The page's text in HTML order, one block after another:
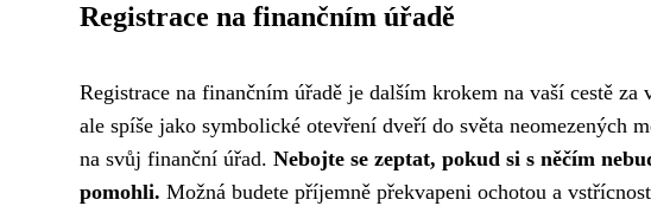
Registrace na finančním úřadě
Registrace na finančním úřadě je dalším krokem na vaší cestě
ale spíše jako symbolické otevření dveří do světa neomezených
na svůj finanční úřad. Nebojte se zeptat, pokud si s něčím
pomohli. Možná budete příjemně překvapeni ochotou a